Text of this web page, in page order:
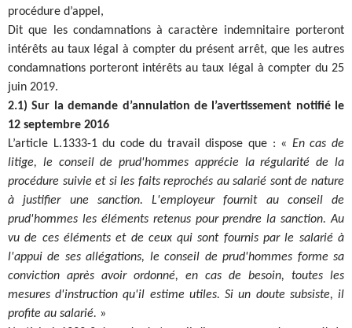
procédure d’appel,
Dit que les condamnations à caractère indemnitaire porteront
intérêts au taux légal à compter du présent arrêt, que les autres
condamnations porteront intérêts au taux légal à compter du 25
juin 2019.
2.1) Sur la demande d’annulation de l’avertissement notifié le
12 septembre 2016
L’article L.1333-1 du code du travail dispose que : « En cas de
litige, le conseil de prud'hommes apprécie la régularité de la
procédure suivie et si les faits reprochés au salarié sont de nature
à justifier une sanction. L'employeur fournit au conseil de
prud'hommes les éléments retenus pour prendre la sanction. Au
vu de ces éléments et de ceux qui sont fournis par le salarié à
l'appui de ses allégations, le conseil de prud'hommes forme sa
conviction après avoir ordonné, en cas de besoin, toutes les
mesures d'instruction qu'il estime utiles. Si un doute subsiste, il
profite au salarié. »